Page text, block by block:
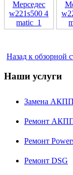
Назад к обзорной
Наши услуги
Замена
Ремонт
Ремонт
Ремонт DSG